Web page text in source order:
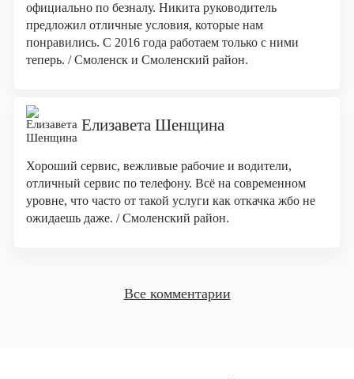
официально по безналу. Никита руководитель
предложил отличные условия, которые нам
понравились. С 2016 года работаем только с ними
теперь. / Смоленск и Смоленский район.
Елизавета Шенщина
Хороший сервис, вежливые рабочие и водители,
отличный сервис по телефону. Всё на современном
уровне, что часто от такой услуги как откачка жбо не
ожидаешь даже. / Смоленский район.
Все комментарии